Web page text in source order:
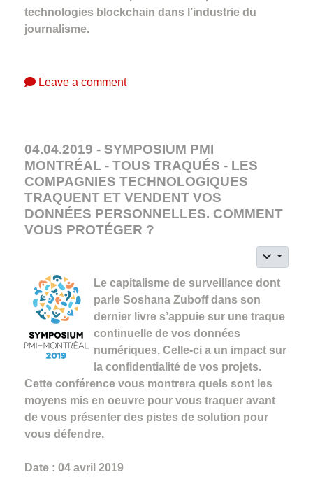
technologies blockchain dans l’industrie du
journalisme.
Leave a comment
04.04.2019 - SYMPOSIUM PMI
MONTRÉAL - TOUS TRAQUÉS - LES
COMPAGNIES TECHNOLOGIQUES
TRAQUENT ET VENDENT VOS
DONNÉES PERSONNELLES. COMMENT
VOUS PROTÉGER ?
Le capitalisme de surveillance dont
parle Soshana Zuboff dans son
dernier livre s’appuie sur une traque
continuelle de vos données
numériques. Celle-ci a un impact sur
la confidentialité de vos projets.
Cette conférence vous montrera quels sont les
moyens mis en oeuvre pour vous traquer avant
de vous présenter des pistes de solution pour
vous défendre.
Date : 04 avril 2019